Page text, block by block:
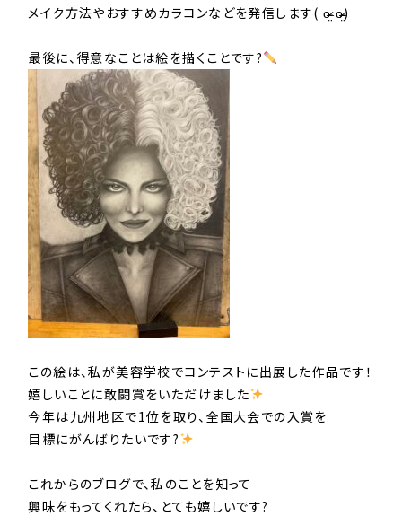
メイク方法やおすすめカラコンなどを発信します( o̴̶̷̤ o̴̶̷̤)
最後に、得意なことは絵を描くことです?
この絵は、私が美容学校でコンテストに出展した作品です！
嬉しいことに敢闘賞をいただけました
今年は九州地区で1位を取り、全国大会での入賞を
目標にがんばりたいです?
これからのブログで、私のことを知って
興味をもってくれたら、とても嬉しいです?